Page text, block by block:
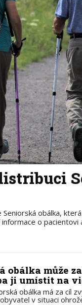
obálka,
o pacientovi
obálka může
ji umístit na
obálka má za cíl
v situaci